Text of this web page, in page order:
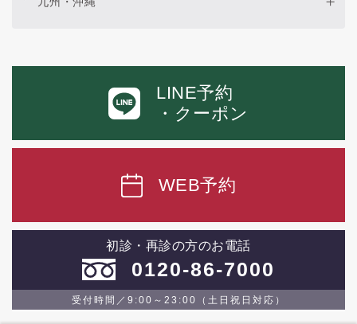
LINE予約
・クーポン
WEB予約
初診・再診の方のお電話
0120-86-7000
受付時間／9:00～23:00（土日祝日対応）